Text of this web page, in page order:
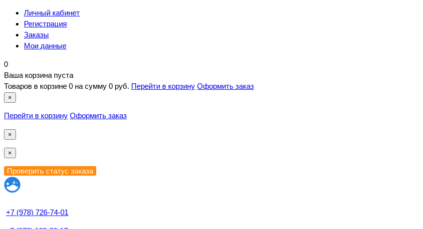
Личный кабинет
Регистрация
Заказы
Мои данные
0
Ваша корзина пуста
Товаров в корзине 0 на сумму 0 руб. Перейти в корзину Оформить заказ
×
Перейти в корзину Оформить заказ
×
×
+7 (978) 726-74-01